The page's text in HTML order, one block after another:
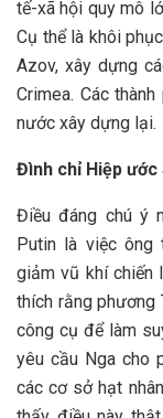
tế-xã hội quy mô
Cụ thể là khôi
Azov, xây dựng
Crimea. Các
nước xây dựng lại.
Đình chỉ Hiệp ước
Điều đáng chú ý
Putin là việc ông
giảm vũ khí chiến
thích rằng
công cụ để làm
yêu cầu Nga cho
các cơ sở hạt